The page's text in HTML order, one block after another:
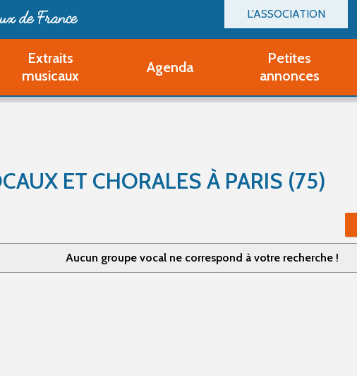
L'ASSOCIATION
Billetterie
Devenir adhérent Groupe Vocal
Devenir adhérent Partenaire
de France
Extraits
musicaux
Agenda
Petites
annonces
ET CHORALES À PARIS (75)
Aucun groupe vocal ne correspond à votre recherche !